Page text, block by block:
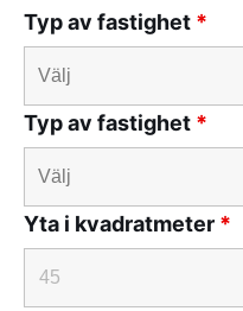
Typ av fastighet *
Typ av fastighet *
Yta i kvadratmeter *